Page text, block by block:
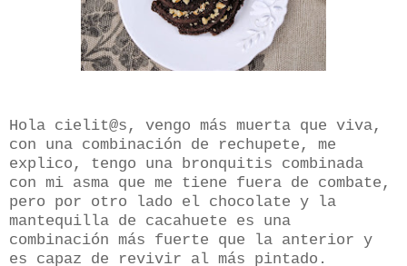
Hola cielit@s, vengo más muerta que viva,
con una combinación de rechupete, me
explico, tengo una bronquitis combinada
con mi asma que me tiene fuera de combate,
pero por otro lado el chocolate y la
mantequilla de cacahuete es una
combinación más fuerte que la anterior y
es capaz de revivir al más pintado.